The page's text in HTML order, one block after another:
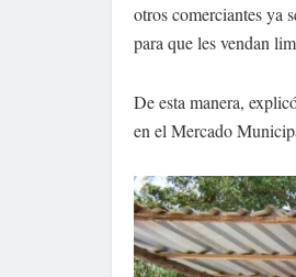
otros comerciantes ya
para que les vendan
De esta manera,
en el Mercado